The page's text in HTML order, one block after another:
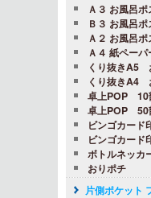
Ａ３ お風呂
Ｂ３ お風呂
Ａ２ お風呂
Ａ４ 紙ペー
くり抜きA5
くり抜きA4
卓上POP 10
卓上POP 50
ビンゴカー
ビンゴカー
ボトルネッカ
おりポチ
片側ポケット